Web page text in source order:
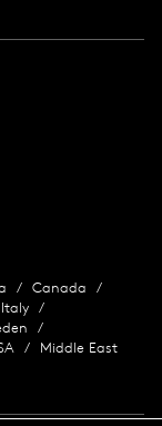
Canada
Italy
Middle East